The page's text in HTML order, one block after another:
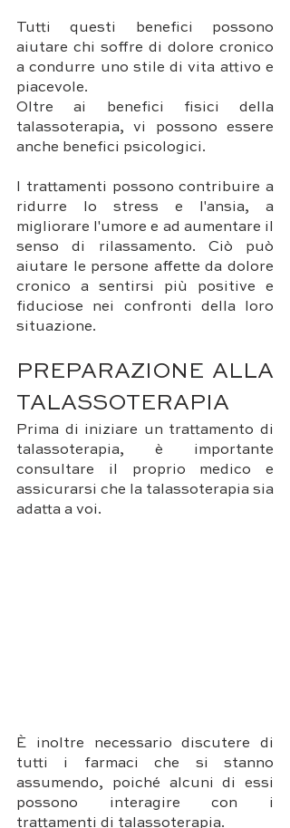
Tutti questi benefici possono
aiutare chi soffre di dolore cronico
a condurre uno stile di vita attivo e
piacevole.
Oltre ai benefici fisici della
talassoterapia, vi possono essere
anche benefici psicologici.
I trattamenti possono contribuire a
ridurre lo stress e l'ansia, a
migliorare l'umore e ad aumentare il
senso di rilassamento. Ciò può
aiutare le persone affette da dolore
cronico a sentirsi più positive e
fiduciose nei confronti della loro
situazione.
PREPARAZIONE ALLA
TALASSOTERAPIA
Prima di iniziare un trattamento di
talassoterapia, è importante
consultare il proprio medico e
assicurarsi che la talassoterapia sia
adatta a voi.
È inoltre necessario discutere di
tutti i farmaci che si stanno
assumendo, poiché alcuni di essi
possono interagire con i
trattamenti di talassoterapia.